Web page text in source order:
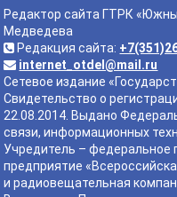
Редактор сайта ГТРК
Медведева
Редакция сайта:
internet_otdel@mail.ru
Сетевое издание
Свидетельство о
22.08.2014. Выдано
связи, информационных
Учредитель – федеральное
предприятие
и радиовещательная